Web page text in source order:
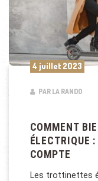
4 juillet 2023
PAR LA RANDO
COMMENT
ÉLECTRIQUE
COMPTE
Les trottinettes